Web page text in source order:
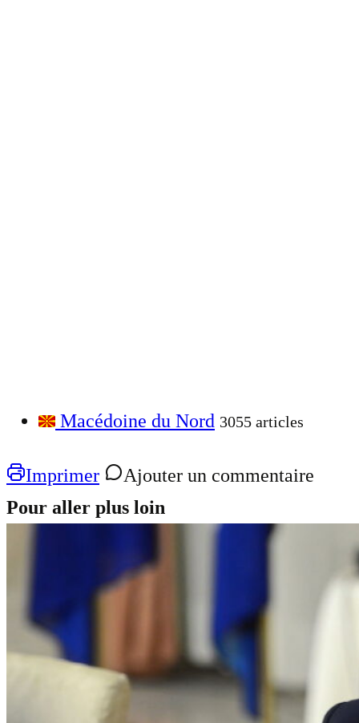
Macédoine du Nord 3055 articles
Imprimer
Ajouter un commentaire
Pour aller plus loin